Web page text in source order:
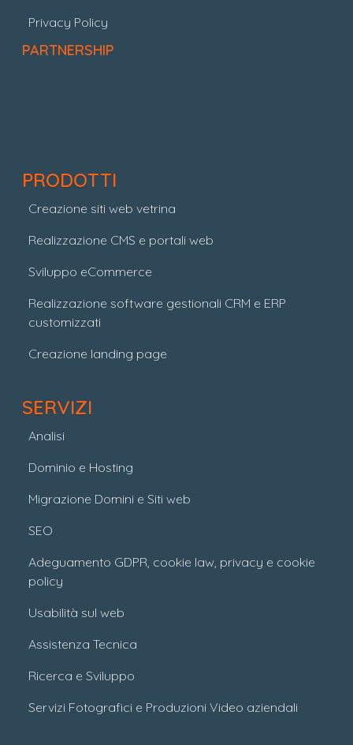
Privacy Policy
PARTNERSHIP
PRODOTTI
Creazione siti web vetrina
Realizzazione CMS e portali web
Sviluppo eCommerce
Realizzazione software gestionali CRM e ERP
customizzati
Creazione landing page
SERVIZI
Analisi
Dominio e Hosting
Migrazione Domini e Siti web
SEO
Adeguamento GDPR, cookie law, privacy e cookie
policy
Usabilità sul web
Assistenza Tecnica
Ricerca e Sviluppo
Servizi Fotografici e Produzioni Video aziendali